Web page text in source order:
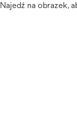
Najedź na obrazek,